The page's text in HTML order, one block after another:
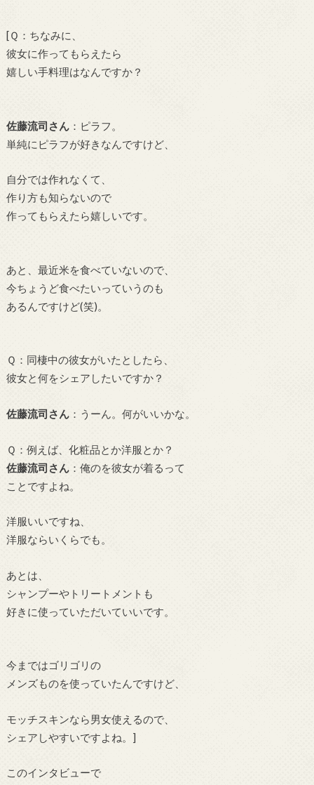
[Ｑ：ちなみに、
彼女に作ってもらえたら
嬉しい手料理はなんですか？
佐藤流司さん： ピラフ。
単純にピラフが好きなんですけど、
自分では作れなくて、
作り方も知らないので
作ってもらえたら嬉しいです。
あと、最近米を食べていないので、
今ちょうど食べたいっていうのも
あるんですけど(笑)。
Ｑ：同棲中の彼女がいたとしたら、
彼女と何をシェアしたいですか？
佐藤流司さん： うーん。何がいいかな。
Ｑ：例えば、化粧品とか洋服とか？
佐藤流司さん： 俺のを彼女が着るって
ことですよね。
洋服いいですね、
洋服ならいくらでも。
あとは、
シャンプーやトリートメントも
好きに使っていただいていいです。
今まではゴリゴリの
メンズものを使っていたんですけど、
モッチスキンなら男女使えるので、
シェアしやすいですよね。 ]
このインタビューで